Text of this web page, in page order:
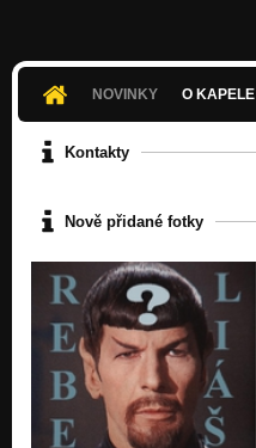
NOVINKY O KAPELE
Kontakty
Nově přidané fotky